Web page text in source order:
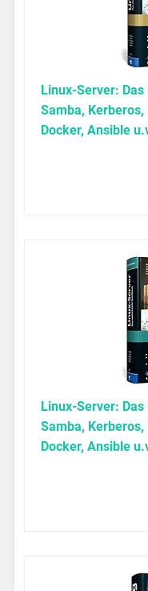
Linux-Server:
Samba,
Docker, Ansible
Linux-Server:
Samba,
Docker, Ansible